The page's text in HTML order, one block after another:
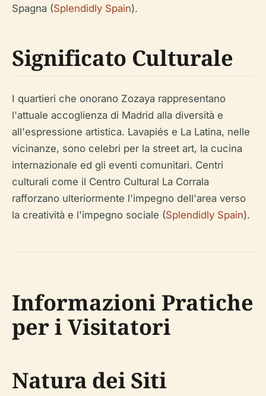
Spagna (Splendidly Spain).
Significato Culturale
I quartieri che onorano Zozaya rappresentano
l'attuale accoglienza di Madrid alla diversità e
all'espressione artistica. Lavapiés e La Latina, nelle
vicinanze, sono celebri per la street art, la cucina
internazionale ed gli eventi comunitari. Centri
culturali come il Centro Cultural La Corrala
rafforzano ulteriormente l'impegno dell'area verso
la creatività e l'impegno sociale (Splendidly Spain).
Informazioni Pratiche
per i Visitatori
Natura dei Siti